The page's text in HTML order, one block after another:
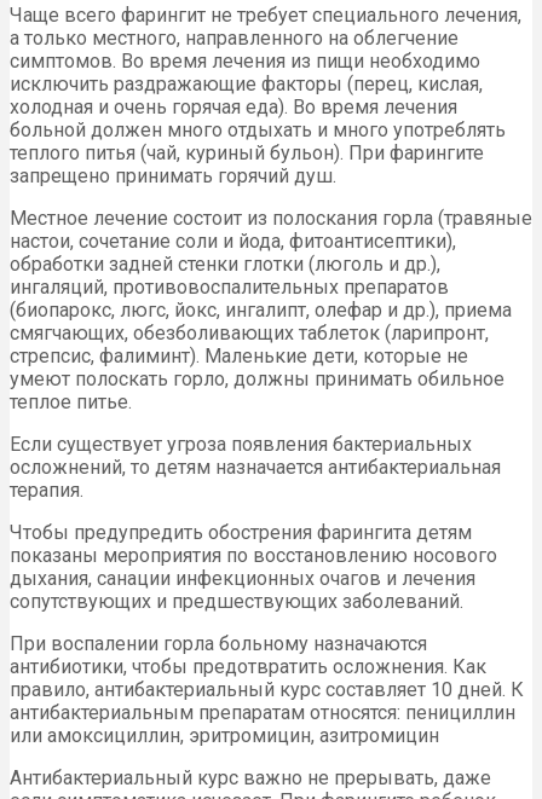
Чаще всего фарингит не требует специального лечения,
а только местного, направленного на облегчение
симптомов. Во время лечения из пищи необходимо
исключить раздражающие факторы (перец, кислая,
холодная и очень горячая еда). Во время лечения
больной должен много отдыхать и много употреблять
теплого питья (чай, куриный бульон). При фарингите
запрещено принимать горячий душ.
Местное лечение состоит из полоскания горла (травяные
настои, сочетание соли и йода, фитоантисептики),
обработки задней стенки глотки (люголь и др.),
ингаляций, противовоспалительных препаратов
(биопарокс, люгс, йокс, ингалипт, олефар и др.), приема
смягчающих, обезболивающих таблеток (ларипронт,
стрепсис, фалиминт). Маленькие дети, которые не
умеют полоскать горло, должны принимать обильное
теплое питье.
Если существует угроза появления бактериальных
осложнений, то детям назначается антибактериальная
терапия.
Чтобы предупредить обострения фарингита детям
показаны мероприятия по восстановлению носового
дыхания, санации инфекционных очагов и лечения
сопутствующих и предшествующих заболеваний.
При воспалении горла больному назначаются
антибиотики, чтобы предотвратить осложнения. Как
правило, антибактериальный курс составляет 10 дней. К
антибактериальным препаратам относятся: пенициллин
или амоксициллин, эритромицин, азитромицин
Антибактериальный курс важно не прерывать, даже